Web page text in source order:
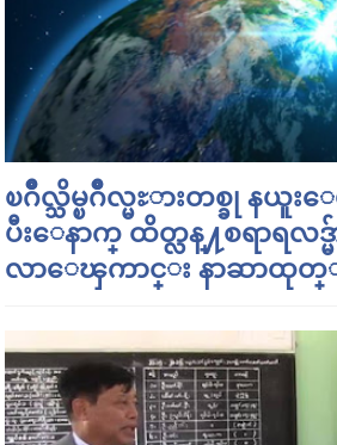
ၿဂိဳလ္သိမ္ၿဂိဳလ္မႊားတစ္ခု နယူး
ပီးေနာက္ ထိတ္လန္႔စရာရလဒ္
လာေၾကာင္း နာဆာထုတ္